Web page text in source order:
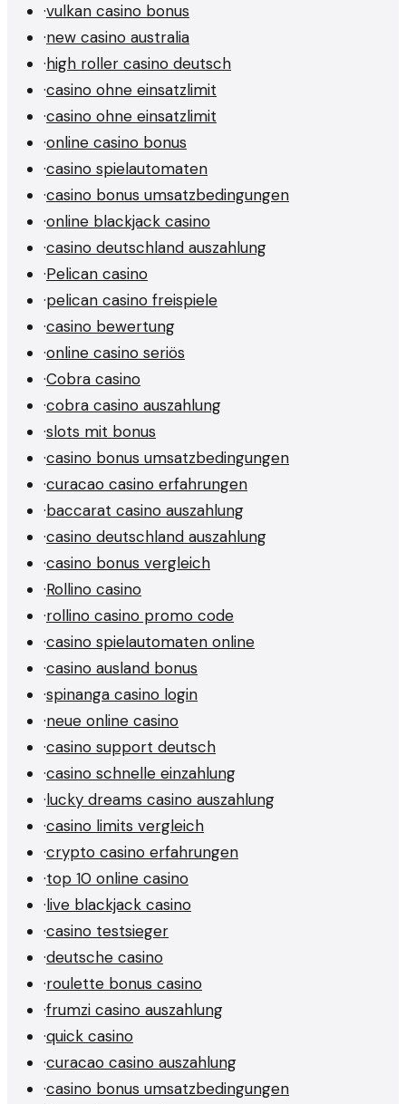
·vulkan casino bonus
·new casino australia
·high roller casino deutsch
·casino ohne einsatzlimit
·casino ohne einsatzlimit
·online casino bonus
·casino spielautomaten
·casino bonus umsatzbedingungen
·online blackjack casino
·casino deutschland auszahlung
·Pelican casino
·pelican casino freispiele
·casino bewertung
·online casino seriös
·Cobra casino
·cobra casino auszahlung
·slots mit bonus
·casino bonus umsatzbedingungen
·curacao casino erfahrungen
·baccarat casino auszahlung
·casino deutschland auszahlung
·casino bonus vergleich
·Rollino casino
·rollino casino promo code
·casino spielautomaten online
·casino ausland bonus
·spinanga casino login
·neue online casino
·casino support deutsch
·casino schnelle einzahlung
·lucky dreams casino auszahlung
·casino limits vergleich
·crypto casino erfahrungen
·top 10 online casino
·live blackjack casino
·casino testsieger
·deutsche casino
·roulette bonus casino
·frumzi casino auszahlung
·quick casino
·curacao casino auszahlung
·casino bonus umsatzbedingungen